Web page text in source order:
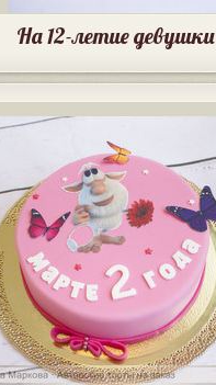
На 12-летие девушки